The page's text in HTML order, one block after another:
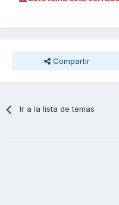
Compartir
Ir a la lista de temas